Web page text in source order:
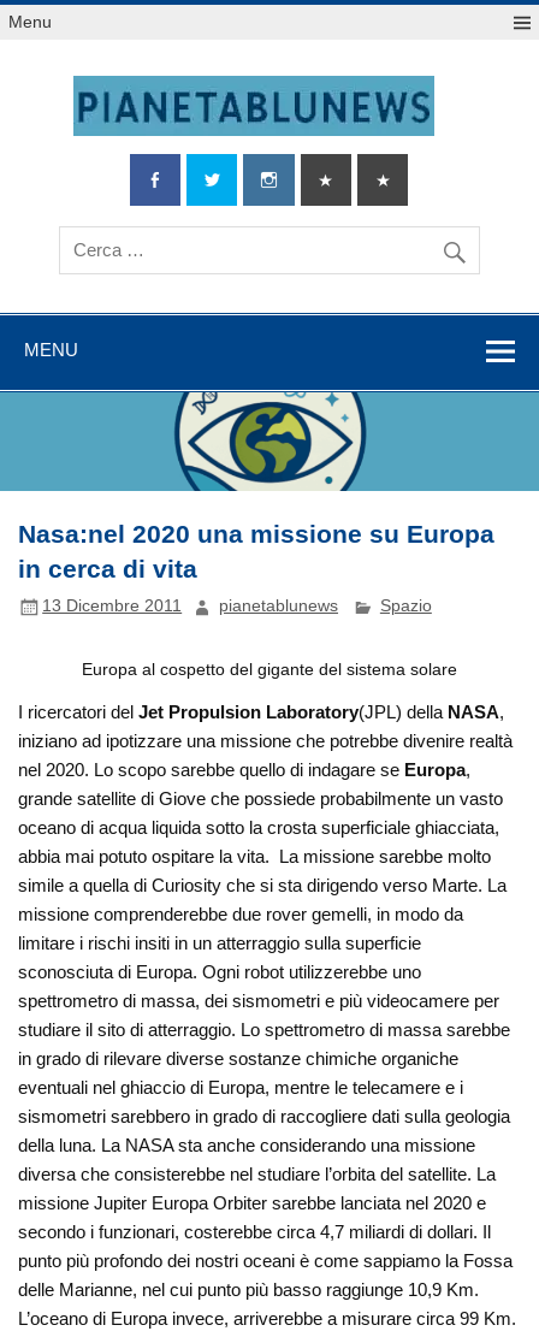
Salta
alMenu
MENU
Nasa:nel 2020 una missione su Europa
in cerca di vita
13 Dicembre 2011 pianetablunews Spazio
Europa al cospetto del gigante del sistema solare
I ricercatori delJet Propulsion Laboratory(JPL) della NASA,
iniziano ad ipotizzare una missione che potrebbe divenire realtà
nel 2020. Lo scopo sarebbe quello di indagare se Europa,
grande satellite di Giove che possiede probabilmente un vasto
oceano di acqua liquida sotto la crosta superficiale ghiacciata,
abbia mai potuto ospitare la vita. La missione sarebbe molto
simile a quella di Curiosity che si sta dirigendo verso Marte. La
missione comprenderebbe due rover gemelli, in modo da
limitare i rischi insiti in un atterraggio sulla superficie
sconosciuta di Europa. Ogni robot utilizzerebbe uno
spettrometro di massa, dei sismometri e più videocamere per
studiare il sito di atterraggio. Lo spettrometro di massa sarebbe
in grado di rilevare diverse sostanze chimiche organiche
eventuali nel ghiaccio di Europa, mentre le telecamere e i
sismometri sarebbero in grado di raccogliere dati sulla geologia
della luna. La NASA sta anche considerando una missione
diversa che consisterebbe nel studiare l’orbita del satellite. La
missione Jupiter Europa Orbiter sarebbe lanciata nel 2020 e
secondo i funzionari, costerebbe circa 4,7 miliardi di dollari. Il
punto più profondo dei nostri oceani è come sappiamo la Fossa
delle Marianne, nel cui punto più basso raggiunge 10,9 Km.
L’oceano di Europa invece, arriverebbe a misurare circa 99 Km.